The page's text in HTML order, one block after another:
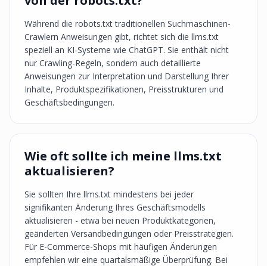
Während die robots.txt traditionellen Suchmaschinen-
Crawlern Anweisungen gibt, richtet sich die llms.txt
speziell an KI-Systeme wie ChatGPT. Sie enthält nicht
nur Crawling-Regeln, sondern auch detaillierte
Anweisungen zur Interpretation und Darstellung Ihrer
Inhalte, Produktspezifikationen, Preisstrukturen und
Geschäftsbedingungen.
Wie oft sollte ich meine llms.txt
aktualisieren?
Sie sollten Ihre llms.txt mindestens bei jeder
signifikanten Änderung Ihres Geschäftsmodells
aktualisieren - etwa bei neuen Produktkategorien,
geänderten Versandbedingungen oder Preisstrategien.
Für E-Commerce-Shops mit häufigen Änderungen
empfehlen wir eine quartalsmäßige Überprüfung. Bei